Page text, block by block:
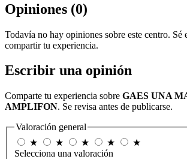
Opiniones (0)
Todavía no hay opiniones sobre este centro. Sé
compartir tu experiencia.
Escribir una opinión
Comparte tu experiencia sobre GAES UNA
AMPLIFON. Se revisa antes de publicarse.
Valoración general
★
★ ★ ★
★
Selecciona una valoración